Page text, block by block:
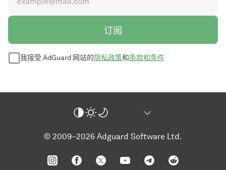
订阅
我接受 AdGuard 网站的隐私政策和条款和条件
© 2009–2026 Adguard Software Ltd.